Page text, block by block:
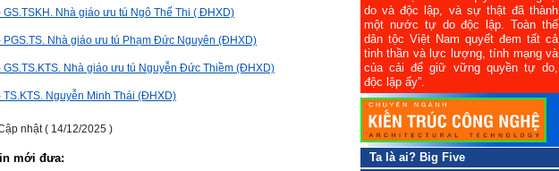
GS.TSKH. Nhà giáo ưu tú Ngô Thế Thi ( ĐHXD)
PGS.TS. Nhà giáo ưu tú Phạm Đức Nguyên (ĐHXD)
GS.TS.KTS. Nhà giáo ưu tú Nguyễn Đức Thiềm (ĐHXD)
TS.KTS. Nguyễn Minh Thái (ĐHXD)
nhật ( 14/12/2025 )
mới đưa:
do và độc lập, và sự thật đã thành
một nước tự do độc lập. Toàn thể
dân tộc Việt Nam quyết đem tất cả
tinh thần và lực lượng, tính mạng và
của cải để giữ vững quyền tự do,
độc lập ấy”.
Ta là ai? Big Five